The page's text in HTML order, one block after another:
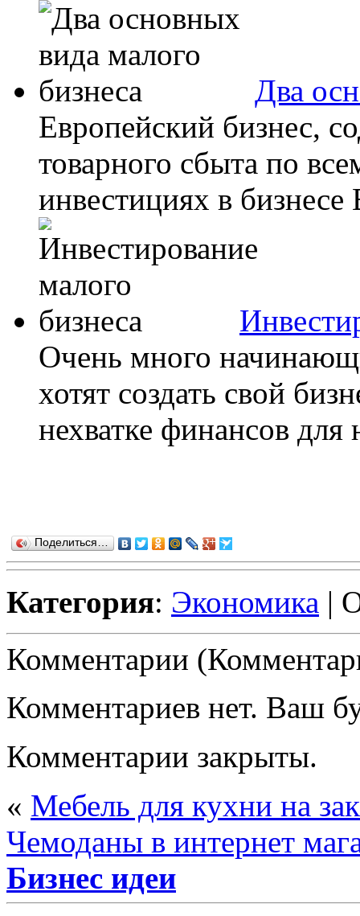
Два
Европейский бизнес,
товарного сбыта по
инвестициях в
Очень много
хотят создать свой
нехватке финансов
Поделиться…
Категория: Экономика |
Комментарии
Комментариев нет. Ваш
Комментарии закрыты.
« Мебель для кухни на
Чемоданы в интернет
Бизнес идеи